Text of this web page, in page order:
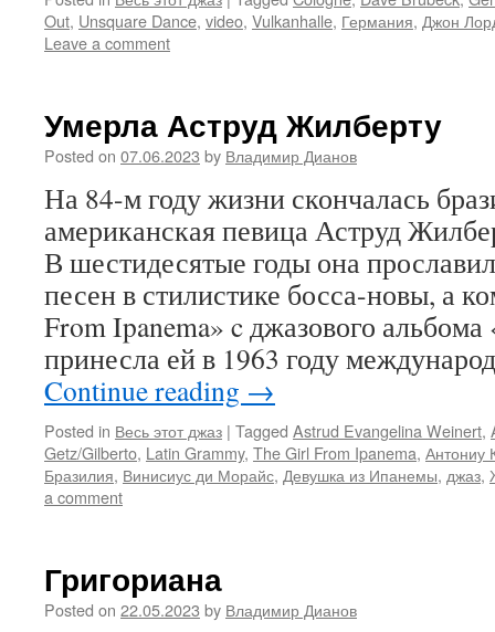
Out, Unsquare Dance, video, Vulkanhalle, Германия, Джон
Leave a comment
Умерла Аструд Жилберту
Posted on 07.06.2023 by Владимир Дианов
На 84-м году жизни скончалась
американская певица Аструд
В шестидесятые годы она
песен в стилистике босса-новы, а
From Ipanema» c джазового
принесла ей в 1963 году
Continue reading →
Posted in Весь этот джаз | Tagged Astrud Evangelina Weinert,
Getz/Gilberto, Latin Grammy, The Girl From Ipanema, Антониу
Бразилия, Винисиус ди Морайс, Девушка из Ипанемы, джаз,
a comment
Григориана
Posted on 22.05.2023 by Владимир Дианов